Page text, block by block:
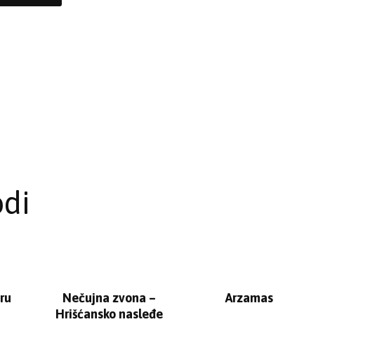
Nečujna zvona –
Hrišćansko nasleđe
Arzamas